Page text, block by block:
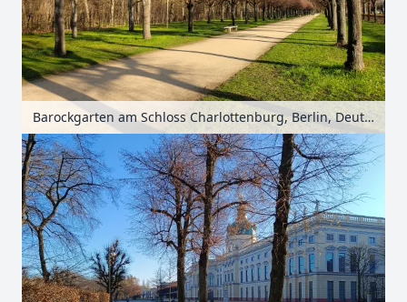
Barockgarten am Schloss Charlottenburg, Berlin, Deutschland